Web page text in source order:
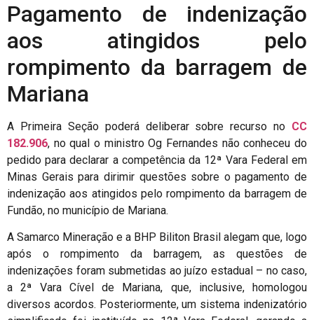
Pagamento de indenização
aos atingidos pelo
rompimento da barragem de
Mariana
A Primeira Seção poderá deliberar sobre recurso no CC
182.906, no qual o ministro Og Fernandes não conheceu do
pedido para declarar a competência da 12ª Vara Federal em
Minas Gerais para dirimir questões sobre o pagamento de
indenização aos atingidos pelo rompimento da barragem de
Fundão, no município de Mariana.
A Samarco Mineração e a BHP Biliton Brasil alegam que, logo
após o rompimento da barragem, as questões de
indenizações foram submetidas ao juízo estadual – no caso,
a 2ª Vara Cível de Mariana, que, inclusive, homologou
diversos acordos. Posteriormente, um sistema indenizatório